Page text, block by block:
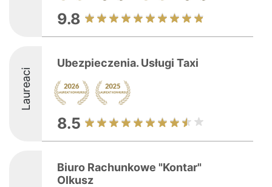
9.8
Laureaci
Ubezpieczenia. Usługi Taxi
8.5
Biuro Rachunkowe "Kontar"
Olkusz